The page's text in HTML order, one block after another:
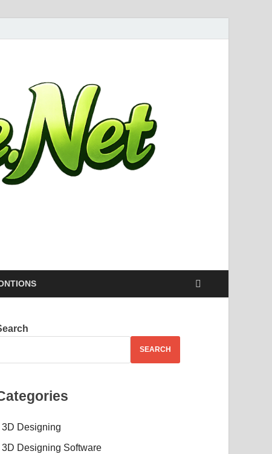
SEARCH
3D Designing
3D Designing Software